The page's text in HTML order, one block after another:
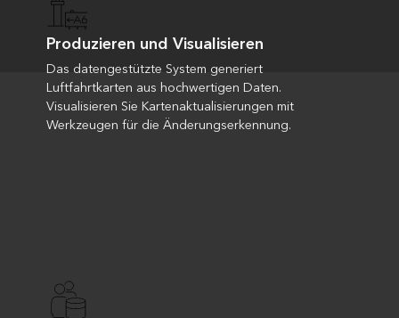
Produzieren und Visualisieren
Das datengestützte System generiert
Luftfahrtkarten aus hochwertigen Daten.
Visualisieren Sie Kartenaktualisierungen mit
Werkzeugen für die Änderungserkennung.